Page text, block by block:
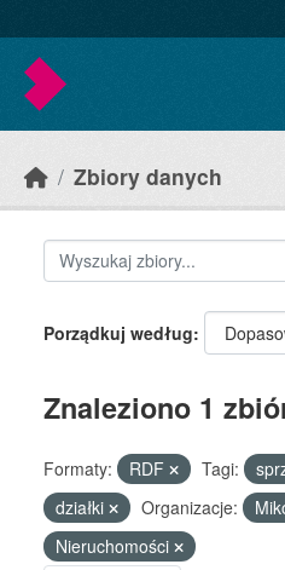
Zbiory danych
Porządkuj według
Znaleziono 1
Formaty: RDF Tagi:
działki
Organizacje:
Nieruchomości